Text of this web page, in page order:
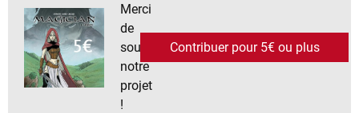
Merci
de
soutenir
notre
projet
!
Contribuer pour 5€ ou plus